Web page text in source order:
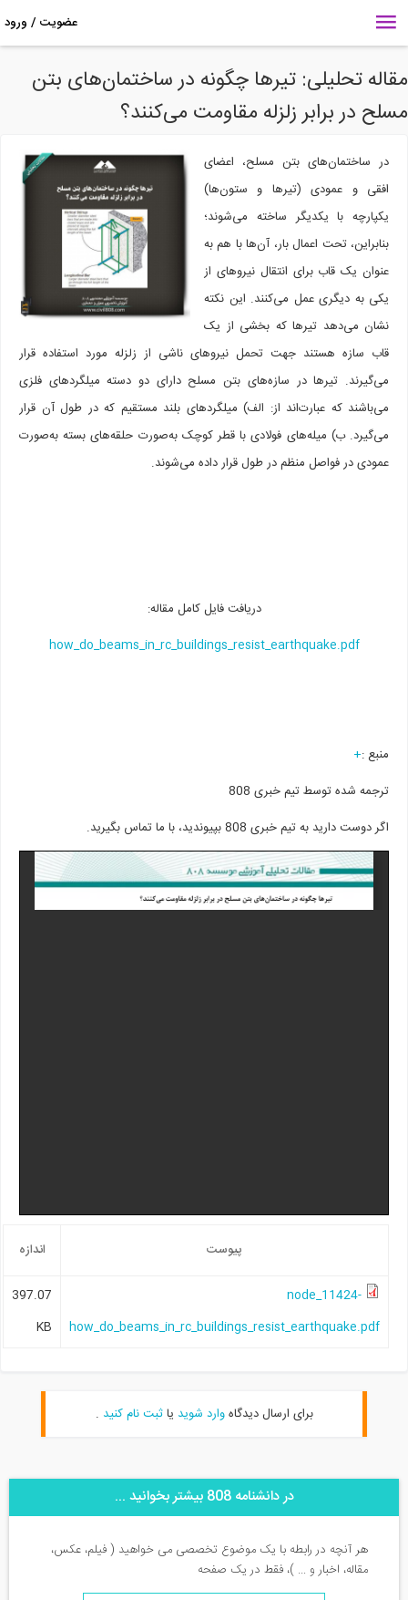
تحلیلی: تیرها چگونه در ساختمان‌های بتن
در برابر زلزله مقاومت می‌کنند؟
در ساختمان‌های بتن مسلح، اعضای
افقی و عمودی (تیرها و ستون‌ها)
یکپارچه با یکدیگر ساخته می‌شوند؛
بنابراین، تحت اعمال بار، آن‌ها با هم به
عنوان یک قاب برای انتقال نیروهای از
یکی به دیگری عمل می‌کنند. این نکته
نشان می‌دهد تیرها که بخشی از یک
قاب سازه هستند جهت تحمل نیروهای ناشی از زلزله مورد استفاده قرار
می‌گیرند. تیرها در سازه‌های بتن مسلح دارای دو دسته میلگردهای فلزی
می‌باشند که عبارت‌اند از: الف) میلگردهای بلند مستقیم که در طول آن قرار
می‌گیرد. ب) میله‌های فولادی با قطر کوچک به‌صورت حلقه‌های بسته به‌صورت
عمودی در فواصل منظم در طول قرار داده می‌شوند.
دریافت فایل کامل مقاله:
how_do_beams_in_rc_buildings_resist_earthquake.pdf
منبع :+
ترجمه شده توسط تیم خبری 808
اگر دوست دارید به تیم خبری 808 بپیوندید، با ما تماس بگیرید.
پیوست اندازه
node_11424-
how_do_beams_in_rc_buildings_resist_earthquake.pdf
397.07
KB
برای ارسال دیدگاهوارد شویدیاثبت نام کنید.
در دانشنامه 808 بیشتر بخوانید ...
هر آنچه در رابطه با یک موضوع تخصصی می خواهید ( فیلم، عکس،
مقاله، اخبار و ... )، فقط در یک صفحه